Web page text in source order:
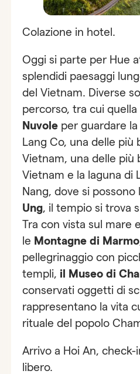
Colazione in hotel.
Oggi si parte per Hue
splendidi paesaggi
del Vietnam. Diverse
percorso, tra cui quella
Nuvole per guardare
Lang Co, una delle più
Vietnam, una delle più
Vietnam e la laguna di
Nang, dove si possono
Ung, il tempio si trova
Tra con vista sul mare
le Montagne di Marmo
pellegrinaggio con
templi,il Museo di
conservati oggetti di
rappresentano la vita
rituale del popolo
Arrivo a Hoi An,
libero.